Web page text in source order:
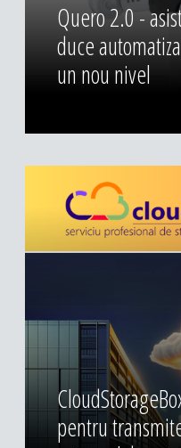
Quero 2.0 -
duce
un nou nivel
pentru